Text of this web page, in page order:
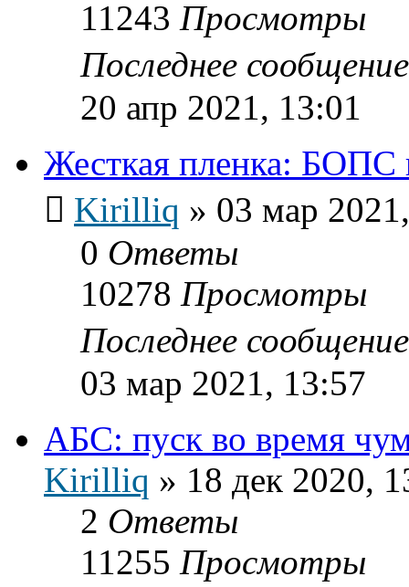
11243 Просмотры
Последнее
20 апр 2021, 13:01
Жесткая пленка:
Kirilliq » 03 мар
0 Ответы
10278 Просмотры
Последнее
03 мар 2021, 13:57
АБС: пуск во время
Kirilliq » 18 дек 2020,
2 Ответы
11255 Просмотры